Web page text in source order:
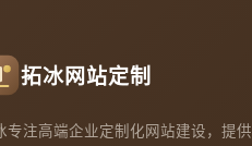
拓冰网站定制
专注高端企业定制化网站建设，提供